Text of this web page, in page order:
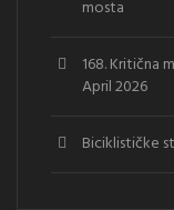
mosta
168. Kritična
April 2026
Biciklističke